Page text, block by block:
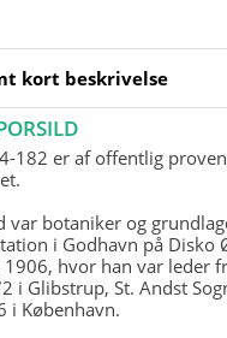
kort beskrivelse
182 er af offentlig
var botaniker og
i Godhavn på Disko
hvor han var leder
i Glibstrup, St. Andst
i København.